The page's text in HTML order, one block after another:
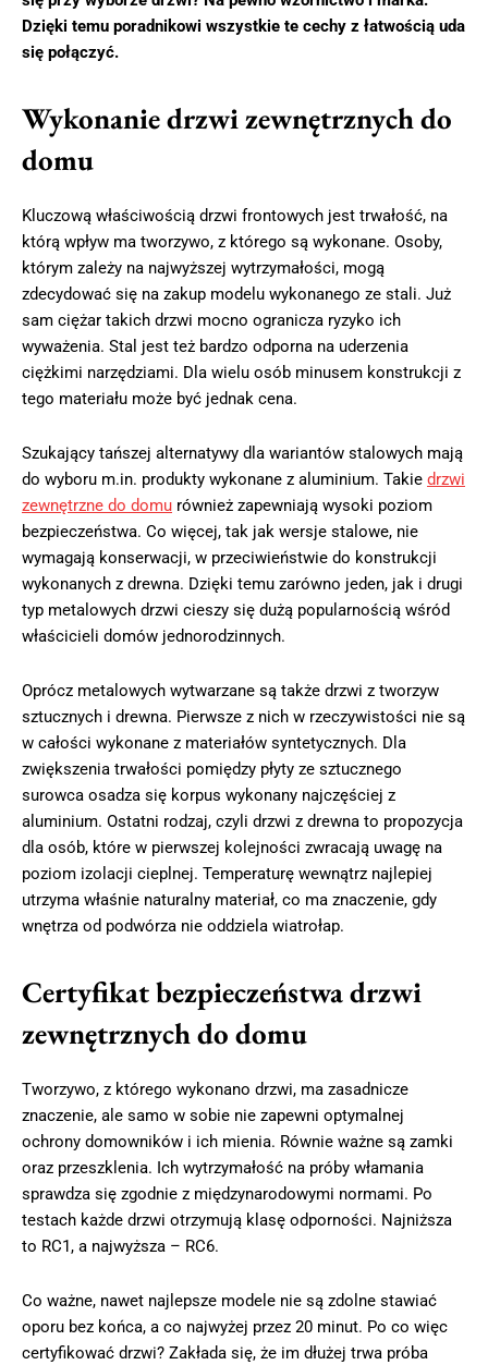
Dzięki temu poradnikowi wszystkie te cechy z łatwością uda
się połączyć.
Wykonanie drzwi zewnętrznych do
domu
Kluczową właściwością drzwi frontowych jest trwałość, na
którą wpływ ma tworzywo, z którego są wykonane. Osoby,
którym zależy na najwyższej wytrzymałości, mogą
zdecydować się na zakup modelu wykonanego ze stali. Już
sam ciężar takich drzwi mocno ogranicza ryzyko ich
wyważenia. Stal jest też bardzo odporna na uderzenia
ciężkimi narzędziami. Dla wielu osób minusem konstrukcji z
tego materiału może być jednak cena.
Szukający tańszej alternatywy dla wariantów stalowych mają
do wyboru m.in. produkty wykonane z aluminium. Takie drzwi
zewnętrzne do domu również zapewniają wysoki poziom
bezpieczeństwa. Co więcej, tak jak wersje stalowe, nie
wymagają konserwacji, w przeciwieństwie do konstrukcji
wykonanych z drewna. Dzięki temu zarówno jeden, jak i drugi
typ metalowych drzwi cieszy się dużą popularnością wśród
właścicieli domów jednorodzinnych.
Oprócz metalowych wytwarzane są także drzwi z tworzyw
sztucznych i drewna. Pierwsze z nich w rzeczywistości nie są
w całości wykonane z materiałów syntetycznych. Dla
zwiększenia trwałości pomiędzy płyty ze sztucznego
surowca osadza się korpus wykonany najczęściej z
aluminium. Ostatni rodzaj, czyli drzwi z drewna to propozycja
dla osób, które w pierwszej kolejności zwracają uwagę na
poziom izolacji cieplnej. Temperaturę wewnątrz najlepiej
utrzyma właśnie naturalny materiał, co ma znaczenie, gdy
wnętrza od podwórza nie oddziela wiatrołap.
Certyfikat bezpieczeństwa drzwi
zewnętrznych do domu
Tworzywo, z którego wykonano drzwi, ma zasadnicze
znaczenie, ale samo w sobie nie zapewni optymalnej
ochrony domowników i ich mienia. Równie ważne są zamki
oraz przeszklenia. Ich wytrzymałość na próby włamania
sprawdza się zgodnie z międzynarodowymi normami. Po
testach każde drzwi otrzymują klasę odporności. Najniższa
to RC1, a najwyższa – RC6.
Co ważne, nawet najlepsze modele nie są zdolne stawiać
oporu bez końca, a co najwyżej przez 20 minut. Po co więc
certyfikować drzwi? Zakłada się, że im dłużej trwa próba